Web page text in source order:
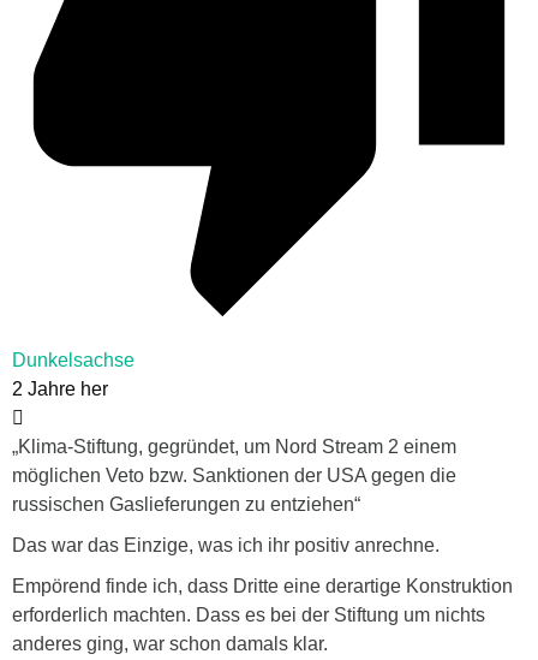
Dunkelsachse
2 Jahre her
„Klima-Stiftung, gegründet, um Nord Stream 2 einem
möglichen Veto bzw. Sanktionen der USA gegen die
russischen Gaslieferungen zu entziehen“
Das war das Einzige, was ich ihr positiv anrechne.
Empörend finde ich, dass Dritte eine derartige Konstruktion
erforderlich machten. Dass es bei der Stiftung um nichts
anderes ging, war schon damals klar.